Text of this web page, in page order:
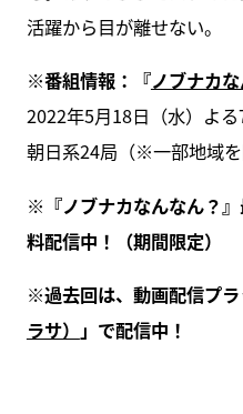
活躍から目が離せない。
※番組情報：『ノブナカ
2022年5月18日（水）よ
朝日系24局（※一部地域を
※『ノブナカなんなん？
料配信中！（期間限定）
※過去回は、動画配信プ
ラサ） 」で配信中！